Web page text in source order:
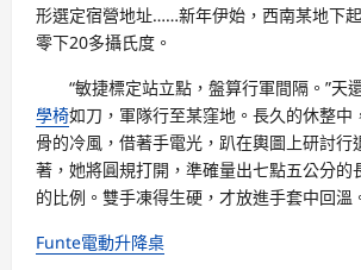
形選定宿營地址……新年伊始，西南某地下
零下20多攝氏度。
“敏捷標定站立點，盤算行軍間隔。”天
學椅如刀，軍隊行至某窪地。長久的休整中
骨的冷風，借著手電光，趴在輿圖上研討行
著，她將圓規打開，準確量出七點五公分的
的比例。雙手凍得生硬，才放進手套中回溫
Funte電動升降桌